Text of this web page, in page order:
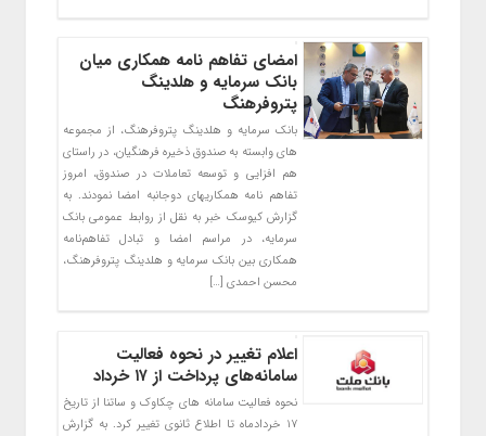
امضای تفاهم نامه همکاری میان
بانک سرمایه و هلدینگ
پتروفرهنگ
بانک سرمایه و هلدینگ پتروفرهنگ، از مجموعه
های وابسته به صندوق ذخیره فرهنگیان، در راستای
هم افزایی و توسعه تعاملات در صندوق، امروز
تفاهم نامه همکاریهای دوجانبه امضا نمودند. به
گزارش کیوسک خبر به نقل از روابط عمومی بانک
سرمایه، در مراسم امضا و تبادل تفاهم‌نامه
همکاری بین بانک سرمایه و هلدینگ پتروفرهنگ،
محسن احمدی […]
اعلام تغییر در نحوه فعالیت
سامانه‌های پرداخت از ۱۷ خرداد
نحوه فعالیت سامانه های چکاوک و ساتنا از تاریخ
۱۷ خردادماه تا اطلاع ثانوی تغییر کرد. به گزارش